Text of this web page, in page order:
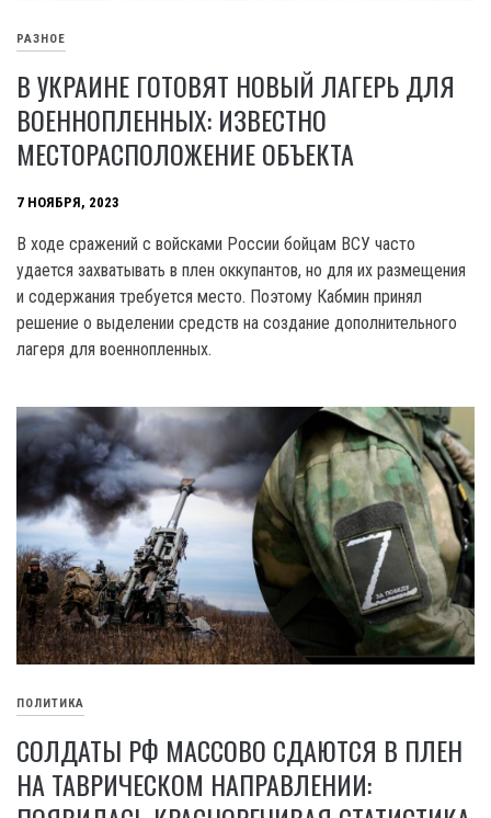
РАЗНОЕ
В УКРАИНЕ ГОТОВЯТ НОВЫЙ ЛАГЕРЬ ДЛЯ
ВОЕННОПЛЕННЫХ: ИЗВЕСТНО
МЕСТОРАСПОЛОЖЕНИЕ ОБЪЕКТА
7 НОЯБРЯ, 2023
В ходе сражений с войсками России бойцам ВСУ часто
удается захватывать в плен оккупантов, но для их размещения
и содержания требуется место. Поэтому Кабмин принял
решение о выделении средств на создание дополнительного
лагеря для военнопленных.
ПОЛИТИКА
СОЛДАТЫ РФ МАССОВО СДАЮТСЯ В ПЛЕН
НА ТАВРИЧЕСКОМ НАПРАВЛЕНИИ: